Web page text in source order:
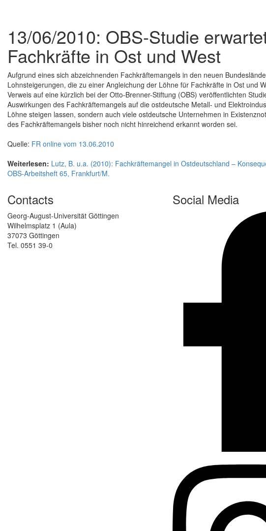
13/06/2010: OBS-Studie
Fachkräfte in Ost und West
Aufgrund eines sich abzeichnenden Fachkräftemangels in den neuen
Lohnsteigerungen, die zu einer Angleichung der Löhne für Fachkräfte in Ost und
Verweis auf eine kürzlich bei der Otto-Brenner-Stiftung (OBS) veröffentlichten
Auswirkungen des Fachkräftemangels auf die ostdeutsche Metall- und
Löhne steigen lassen, sondern auch viele ostdeutsche Unternehmen in
des Fachkräftemangels bisher noch nicht hinreichend erkannt worden sei.
Quelle: FR online vom 13.06.2010
Weiterlesen: Lutz, B. u.a. (2010): Fachkräftemangel in Ostdeutschland –
OBS-Arbeitsheft 65, Frankfurt/M.
Contacts
Georg-August-Universität Göttingen
Wilhelmsplatz 1 (Aula)
37073 Göttingen
Tel. 0551 39-0
Social Media